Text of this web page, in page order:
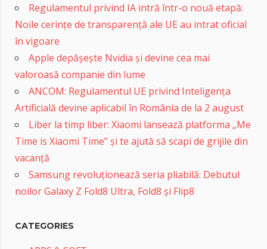
Regulamentul privind IA intră într-o nouă etapă:
Noile cerințe de transparență ale UE au intrat oficial
în vigoare
Apple depășește Nvidia și devine cea mai
valoroasă companie din lume
ANCOM: Regulamentul UE privind Inteligența
Artificială devine aplicabil în România de la 2 august
Liber la timp liber: Xiaomi lansează platforma „Me
Time is Xiaomi Time” și te ajută să scapi de grijile din
vacanță
Samsung revoluționează seria pliabilă: Debutul
noilor Galaxy Z Fold8 Ultra, Fold8 și Flip8
CATEGORIES